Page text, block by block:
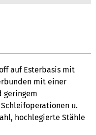
auf Esterbasis mit
mit einer
geringem
u.
hochlegierte Stähle